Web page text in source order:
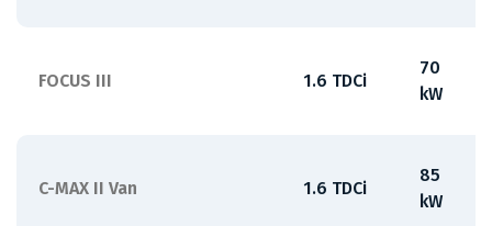
FOCUS III 1.6 TDCi
70
kW
C-MAX II Van 1.6 TDCi
85
kW